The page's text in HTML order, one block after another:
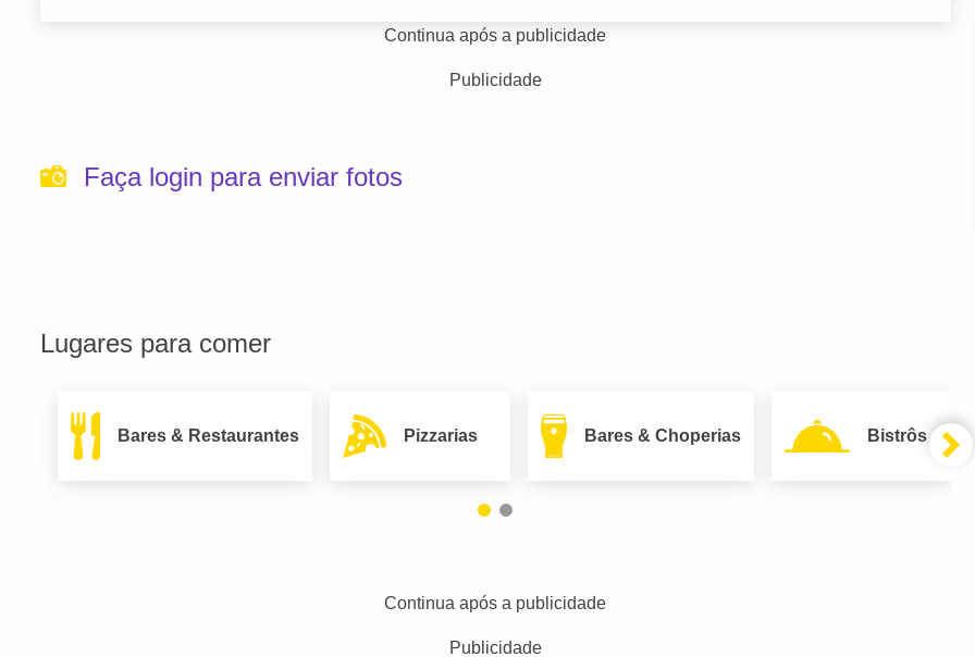
Continua após a publicidade
Publicidade
Faça login para enviar fotos
Lugares para comer
Bares & Restaurantes Pizzarias Bares & Choperias Bistrôs
Continua após a publicidade
Publicidade